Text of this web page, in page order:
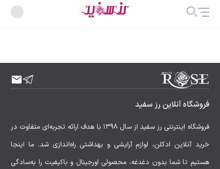
فروشگاه آنلاین رز سفید
فروشگاه اینترنتی رز سفید از سال ۱۳۹۸ با هدف ارائه تجربه‌ای متفاوت در
خرید آنلاین ادکلن، لوازم آرایشی و بهداشتی راه‌اندازی شد. ما اینجا
هستیم تا شما بدون دغدغه، محصولی اورجینال و باکیفیت را به‌سادگی